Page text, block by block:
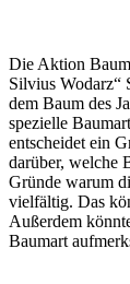
Die Aktion Baum
Silvius
dem Baum des
spezielle
entscheidet ein
darüber, welche
Gründe warum
vielfältig. Das
Außerdem
Baumart